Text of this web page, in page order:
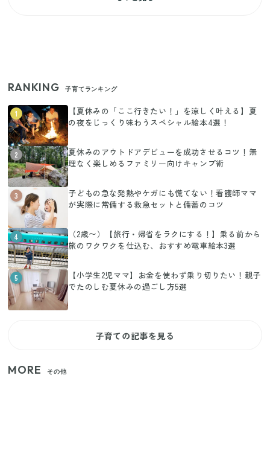
RANKING 子育てランキング
1
【夏休みの「ここ行きたい！」を涼しく叶える】夏
の夜をじっくり味わうスペシャル絵本4選！
2
夏休みのアウトドアデビューを成功させるコツ！無
理なく楽しめるファミリー向けキャンプ術
3
子どもの急な発熱やケガにも慌てない！看護師ママ
が実際に常備する救急セットと備蓄のコツ
4
（2歳〜）【旅行・帰省をラクにする！】乗る前から
旅のワクワクを仕込む、おすすめ電車絵本3選
5
【小学生2児ママ】お金を使わず乗り切りたい！親子
でたのしむ夏休みの過ごし方5選
子育ての記事を見る
MORE その他